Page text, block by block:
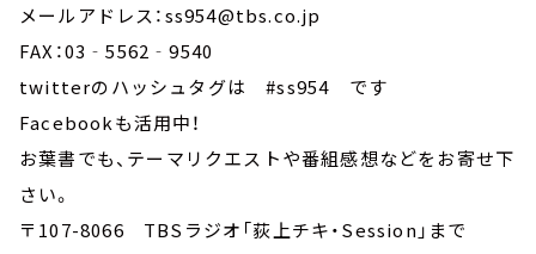
メールアドレス：ss954@tbs.co.jp
FAX：03‐5562‐9540
twitterのハッシュタグは #ss954 です
Facebookも活用中！
お葉書でも、テーマリクエストや番組感想などをお寄せ下
さい。
〒107-8066 TBSラジオ「荻上チキ・Session」まで